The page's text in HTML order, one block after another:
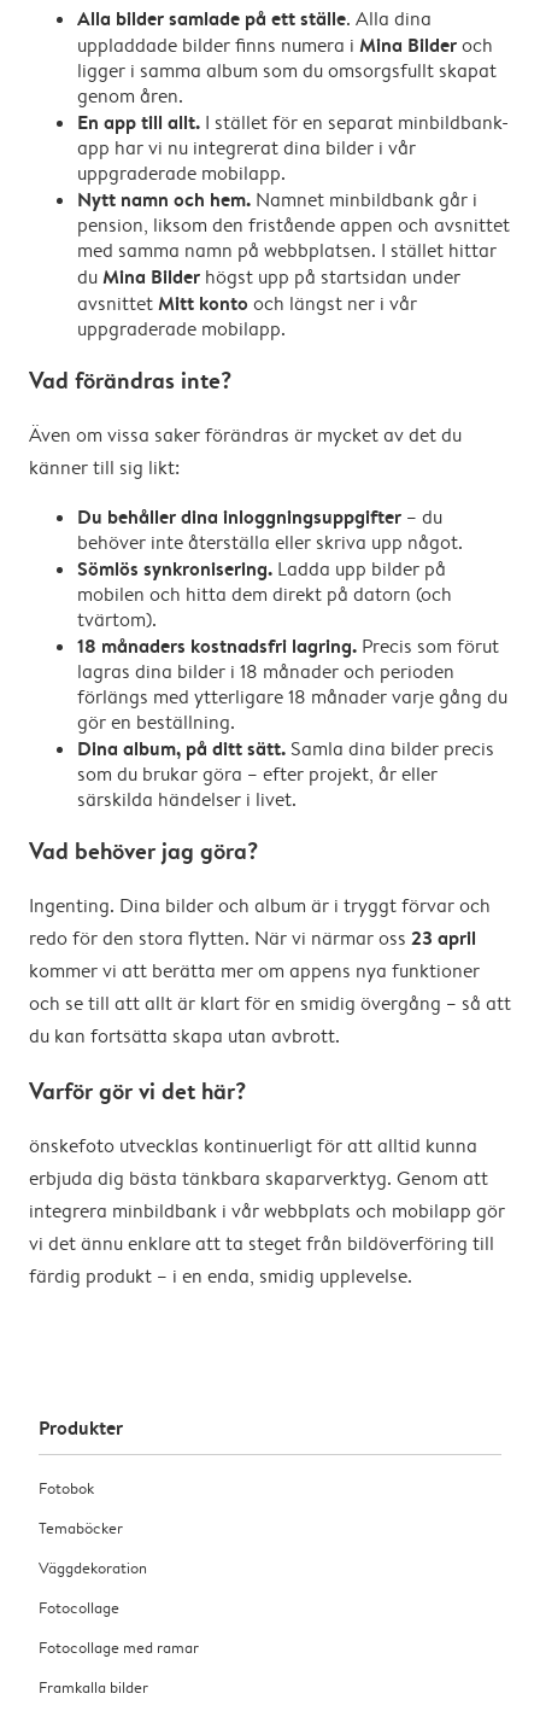
Alla bilder samlade på ett ställe. Alla dina
uppladdade bilder finns numera i Mina Bilderoch
ligger i samma album som du omsorgsfullt skapat
genom åren.
En app till allt. I stället för en separat minbildbank-
app har vi nu integrerat dina bilder i vår
uppgraderade mobilapp.
Nytt namn och hem. Namnet minbildbank går i
pension, liksom den fristående appen och avsnittet
med samma namn på webbplatsen. I stället hittar
duMina Bilder högst upp på startsidan under
avsnittetMitt konto och längst ner i vår
uppgraderade mobilapp.
Vad förändras inte?
Även om vissa saker förändras är mycket av det du
känner till sig likt:
Du behåller dina inloggningsuppgifter – du
behöver inte återställa eller skriva upp något.
Sömlös synkronisering. Ladda upp bilder på
mobilen och hitta dem direkt på datorn (och
tvärtom).
18 månaders kostnadsfri lagring. Precis som förut
lagras dina bilder i 18 månader och perioden
förlängs med ytterligare 18 månader varje gång du
gör en beställning.
Dina album, på ditt sätt. Samla dina bilder precis
som du brukar göra – efter projekt, år eller
särskilda händelser i livet.
Vad behöver jag göra?
Ingenting. Dina bilder och album är i tryggt förvar och
redo för den stora flytten. När vi närmar oss 23 april
kommer vi att berätta mer om appens nya funktioner
och se till att allt är klart för en smidig övergång – så att
du kan fortsätta skapa utan avbrott.
Varför gör vi det här?
önskefoto utvecklas kontinuerligt för att alltid kunna
erbjuda dig bästa tänkbara skaparverktyg. Genom att
integrera minbildbank i vår webbplats och mobilapp gör
vi det ännu enklare att ta steget från bildöverföring till
färdig produkt – i en enda, smidig upplevelse.
Produkter
Fotobok
Temaböcker
Väggdekoration
Fotocollage
Fotocollage med ramar
Framkalla bilder